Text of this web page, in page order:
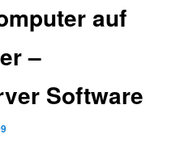
auf
–
Software